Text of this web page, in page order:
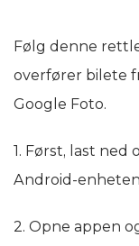
Følg denne
overfører bilete
Google Foto.
1. Først, last ned
Android-
2. Opne appen